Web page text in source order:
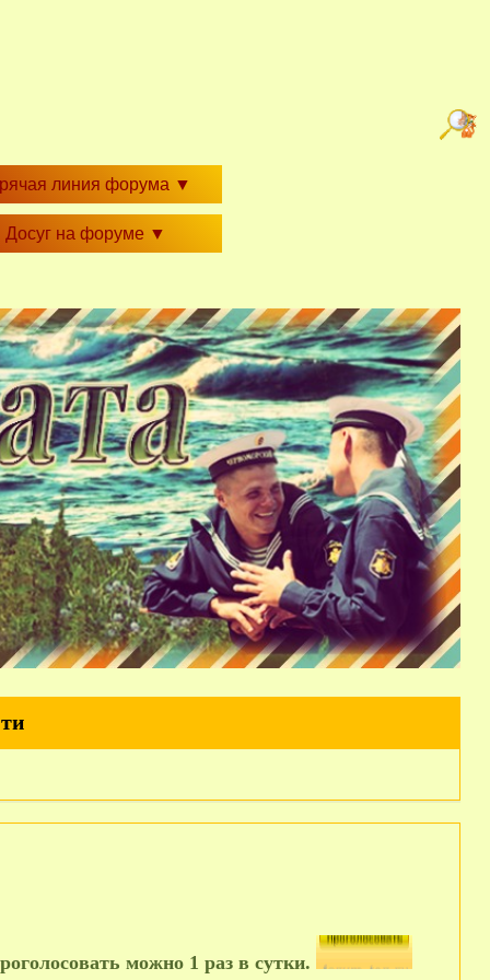
линия форума ▼
Досуг на форуме ▼
можно 1 раз в сутки.